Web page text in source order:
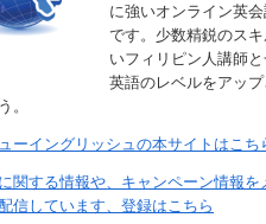
に強いオンライン英
です。少数精鋭のス
いフィリピン人講師と
英語のレベルをアップ
。
ーイングリッシュの本サイトはこち
関する情報や、キャンペーン情報を
信しています、登録はこちら